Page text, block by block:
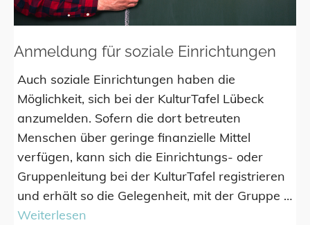
Anmeldung für soziale Einrichtungen
Auch soziale Einrichtungen haben die
Möglichkeit, sich bei der KulturTafel Lübeck
anzumelden. Sofern die dort betreuten
Menschen über geringe finanzielle Mittel
verfügen, kann sich die Einrichtungs- oder
Gruppenleitung bei der KulturTafel registrieren
und erhält so die Gelegenheit, mit der Gruppe …
Weiterlesen